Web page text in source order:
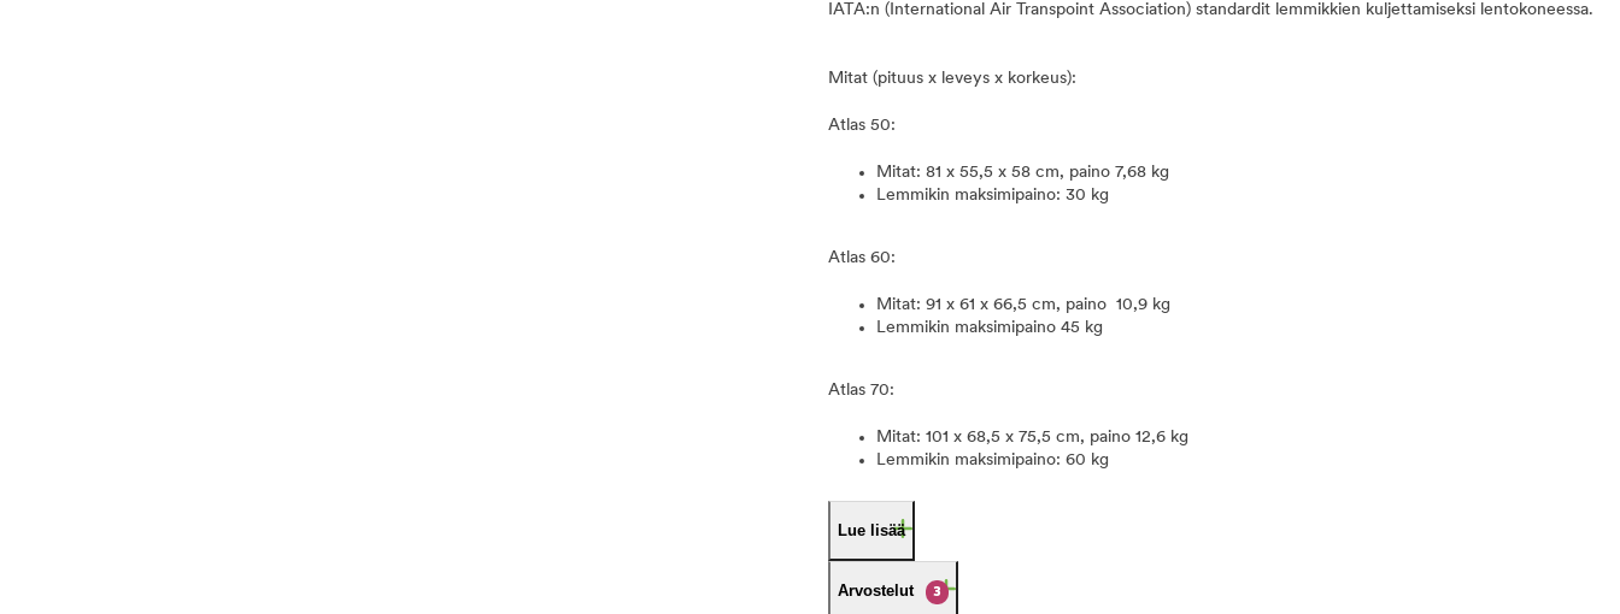
IATA:n (International Air Transpoint Association) standardit lemmikkien kuljettamiseksi lentokoneessa.
Mitat (pituus x leveys x korkeus):
Atlas 50:
Mitat: 81 x 55,5 x 58 cm, paino 7,68 kg
Lemmikin maksimipaino: 30 kg
Atlas 60:
Mitat: 91 x 61 x 66,5 cm, paino 10,9 kg
Lemmikin maksimipaino 45 kg
Atlas 70:
Mitat: 101 x 68,5 x 75,5 cm, paino 12,6 kg
Lemmikin maksimipaino: 60 kg
Lue lisää
Arvostelut 3